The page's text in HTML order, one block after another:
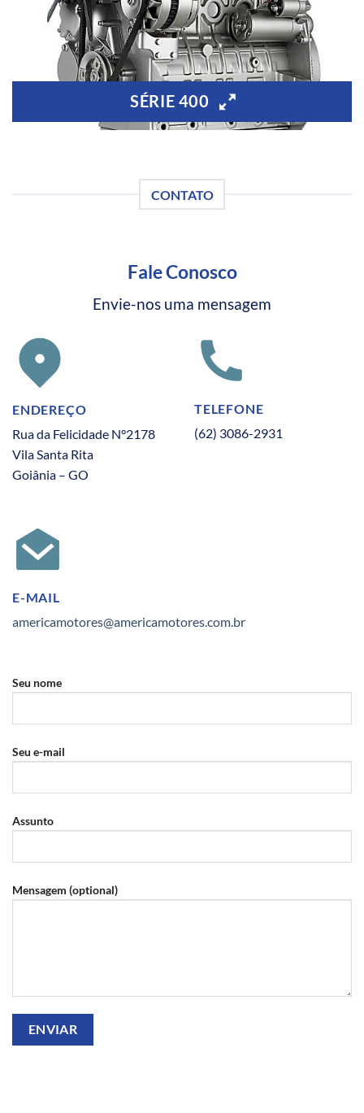
SÉRIE 400
CONTATO
Fale Conosco
Envie-nos uma mensagem
ENDEREÇO
Rua da Felicidade N°2178
Vila Santa Rita
Goiânia – GO
TELEFONE
(62) 3086-2931
E-MAIL
americamotores@americamotores.com.br
Seu nome
Seu e-mail
Assunto
Mensagem (optional)